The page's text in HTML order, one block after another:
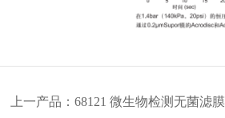
上一产品：68121 微生物检测无菌滤膜